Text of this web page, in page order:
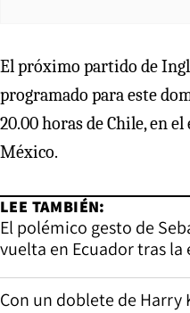
El próximo partido de
programado para este
20.00 horas de Chile, en
México.
LEE TAMBIÉN:
El polémico gesto de
vuelta en Ecuador tras
Con un doblete de